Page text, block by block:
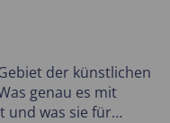
der künstlichen
genau es mit
und was sie für